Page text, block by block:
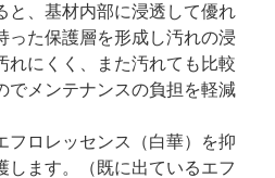
と、基材内部に浸透して優れ
った保護層を形成し汚れの浸
れにくく、また汚れても比較
でメンテナンスの負担を軽減
フロレッセンス（白華）を抑
します。（既に出ているエフ